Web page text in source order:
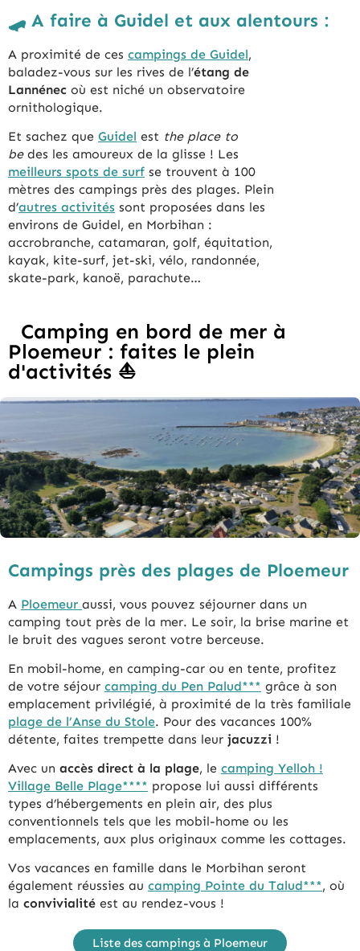
🛹 A faire à Guidel et aux alentours :
A proximité de ces campings de Guidel,
baladez-vous sur les rives de l’étang de
Lannénec où est niché un observatoire
ornithologique.
Et sachez que Guidel est the place to
be des les amoureux de la glisse ! Les
meilleurs spots de surf se trouvent à 100
mètres des campings près des plages. Plein
d’autres activités sont proposées dans les
environs de Guidel, en Morbihan :
accrobranche, catamaran, golf, équitation,
kayak, kite-surf, jet-ski, vélo, randonnée,
skate-park, kanoë, parachute…
Camping en bord de mer à
Ploemeur : faites le plein
d'activités ⛵
Campings près des plages de Ploemeur
A Ploemeur aussi, vous pouvez séjourner dans un
camping tout près de la mer. Le soir, la brise marine et
le bruit des vagues seront votre berceuse.
En mobil-home, en camping-car ou en tente, profitez
de votre séjour camping du Pen Palud*** grâce à son
emplacement privilégié, à proximité de la très familiale
plage de l’Anse du Stole. Pour des vacances 100%
détente, faites trempette dans leur jacuzzi !
Avec un accès direct à la plage, le camping Yelloh !
Village Belle Plage**** propose lui aussi différents
types d’hébergements en plein air, des plus
conventionnels tels que les mobil-home ou les
emplacements, aux plus originaux comme les cottages.
Vos vacances en famille dans le Morbihan seront
également réussies au camping Pointe du Talud***, où
la convivialité est au rendez-vous !
Liste des campings à Ploemeur